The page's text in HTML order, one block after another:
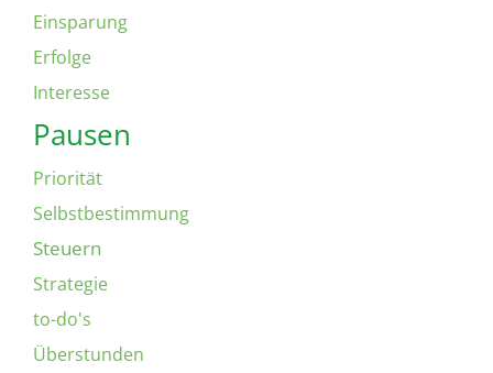
Einsparung
Erfolge
Interesse
Pausen
Priorität
Selbstbestimmung
Steuern
Strategie
to-do's
Überstunden